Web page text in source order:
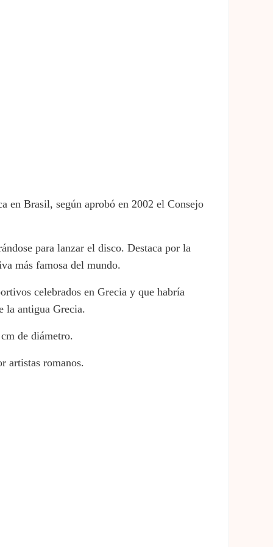
en Brasil, según aprobó en 2002 el Consejo
para lanzar el disco. Destaca por la
más famosa del mundo.
celebrados en Grecia y que habría
la antigua Grecia.
de diámetro.
artistas romanos.